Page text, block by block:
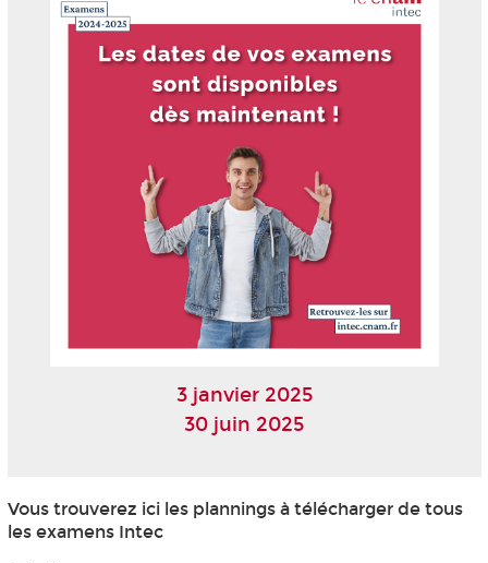
3 janvier 2025
30 juin 2025
Vous trouverez ici les plannings à télécharger de tous
les examens Intec